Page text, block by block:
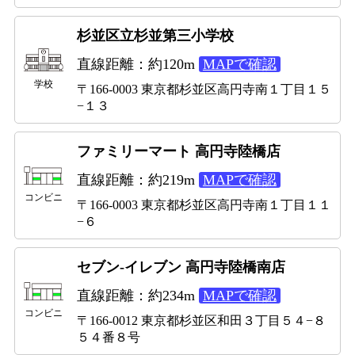
学校
杉並区立杉並第三小学校
直線距離：約120m MAPで確認
〒166-0003 東京都杉並区高円寺南１丁目１５
−１３
コンビニ
ファミリーマート 高円寺陸橋店
直線距離：約219m MAPで確認
〒166-0003 東京都杉並区高円寺南１丁目１１
−６
コンビニ
セブン-イレブン 高円寺陸橋南店
直線距離：約234m MAPで確認
〒166-0012 東京都杉並区和田３丁目５４−８
５４番８号